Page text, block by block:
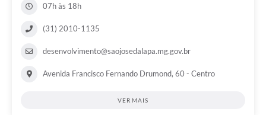
07h às 18h
(31) 2010-1135
desenvolvimento@saojosedalapa.mg.gov.br
Avenida Francisco Fernando Drumond, 60 - Centro
VER MAIS